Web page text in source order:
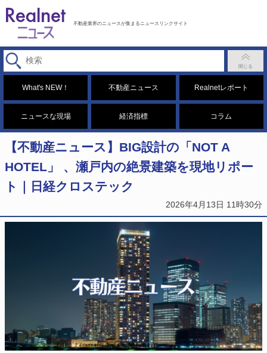
不動産業界のニュースが集まるニュースリンクサイト
What's NEW！ 不動産ニュース Realnetレポート
ニュースな現場 経済指標 コラム
【不動産ニュース】BIG設計の「NOT A
HOTEL」 、瀬戸内の絶景建築を現地リポー
ト｜日経クロステック
2026年4月13日 11時30分